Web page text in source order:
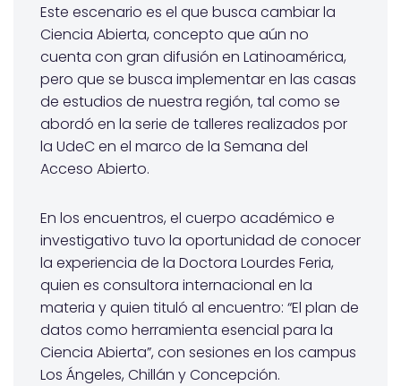
Este escenario es el que busca cambiar la
Ciencia Abierta, concepto que aún no
cuenta con gran difusión en Latinoamérica,
pero que se busca implementar en las casas
de estudios de nuestra región, tal como se
abordó en la serie de talleres realizados por
la UdeC en el marco de la Semana del
Acceso Abierto.
En los encuentros, el cuerpo académico e
investigativo tuvo la oportunidad de conocer
la experiencia de la Doctora Lourdes Feria,
quien es consultora internacional en la
materia y quien tituló al encuentro: “El plan de
datos como herramienta esencial para la
Ciencia Abierta”, con sesiones en los campus
Los Ángeles, Chillán y Concepción.